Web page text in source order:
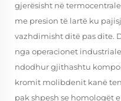
gjerësisht në
me presion të lartë ku
vazhdimisht ditë pas dite.
nga operacionet
ndodhur gjithashtu
kromit molibdenit kanë
pak shpesh se homologët